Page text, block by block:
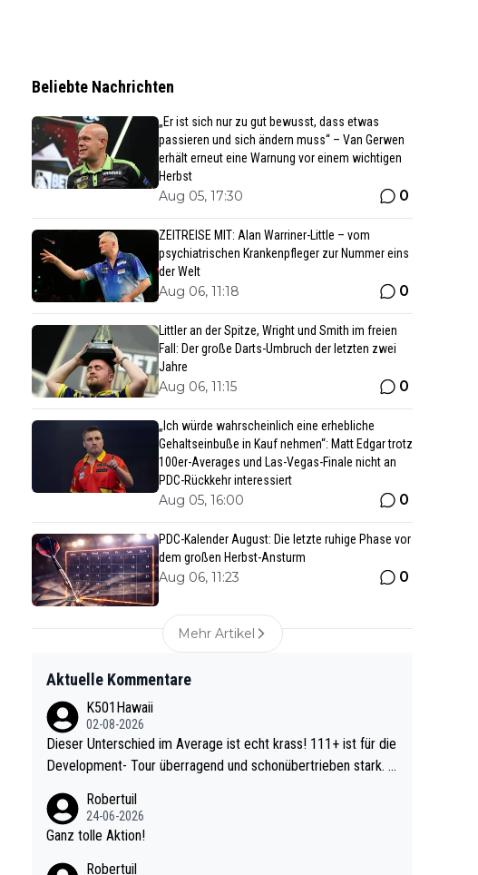
Beliebte Nachrichten
„Er ist sich nur zu gut bewusst, dass etwas
passieren und sich ändern muss“ – Van Gerwen
erhält erneut eine Warnung vor einem wichtigen
Herbst
Aug 05, 17:30 0
ZEITREISE MIT: Alan Warriner-Little – vom
psychiatrischen Krankenpfleger zur Nummer eins
der Welt
Aug 06, 11:18 0
Littler an der Spitze, Wright und Smith im freien
Fall: Der große Darts-Umbruch der letzten zwei
Jahre
Aug 06, 11:15 0
„Ich würde wahrscheinlich eine erhebliche
Gehaltseinbuße in Kauf nehmen“: Matt Edgar trotz
100er-Averages und Las-Vegas-Finale nicht an
PDC-Rückkehr interessiert
Aug 05, 16:00 0
PDC-Kalender August: Die letzte ruhige Phase vor
dem großen Herbst-Ansturm
Aug 06, 11:23 0
Mehr Artikel
Aktuelle Kommentare
K501Hawaii
02-08-2026
Dieser Unterschied im Average ist echt krass! 111+ ist für die
Development- Tour überragend und schonübertrieben stark. U
e mal 40+ erst recht. Da gewinnst keinen Blumentopf - ist ja n
och krasser wie ein Pokalspiel eines Kreisligisten vs einem Bu
Robertuil
24-06-2026
Ganz tolle Aktion!
Robertuil